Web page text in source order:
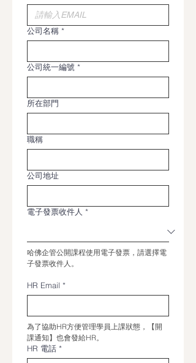
公司名稱 *
公司統一編號 *
所在部門
職稱
公司地址
電子發票收件人 *
哈佛企管公開課程使用電子發票，請選擇電
子發票收件人。
HR Email *
為了協助HR方便管理學員上課狀態，【開
課通知】也會發給HR。
HR 電話 *